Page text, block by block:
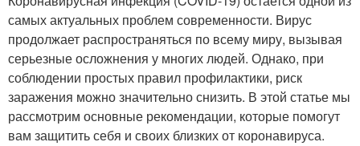
самых актуальных проблем современности. Вирус
продолжает распространяться по всему миру, вызывая
серьезные осложнения у многих людей. Однако, при
соблюдении простых правил профилактики, риск
заражения можно значительно снизить. В этой статье мы
рассмотрим основные рекомендации, которые помогут
вам защитить себя и своих близких от коронавируса.